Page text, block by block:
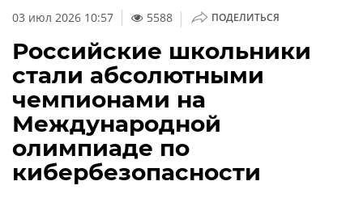
03 июл 2026 10:57 5588 | ПОДЕЛИТЬСЯ
Российские школьники
стали абсолютными
чемпионами на
Международной
олимпиаде по
кибербезопасности